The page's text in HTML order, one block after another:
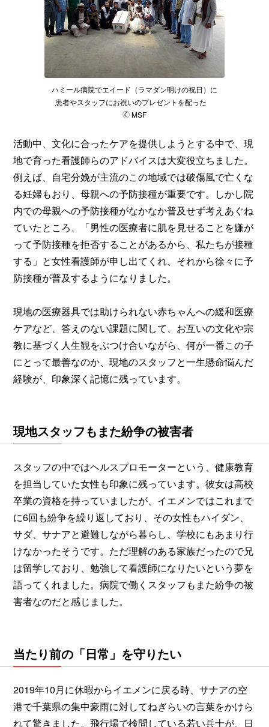
ハミール病院でエイード（ラマダン明けの祝日）に
患者やスタッフにお祝いのプレゼントを配った
🄫 MSF
活動中、文化に合ったケアを提供しようとする中で、現
地で育った看護師らのアドバイスは大変役立ちました。
例えば、自宅分娩が主流のこの地域では破傷風で亡くな
る妊婦もおり、母親への予防接種が重要です。しかし院
内での母親への予防接種がなかなか普及せず考えあぐね
ていたところ、「男性の医療者に肌を見せることを嫌が
って予防接種を拒否することがあるから、私たちが接種
する」と女性看護師が申し出てくれ、それから徐々に予
防接種が普及するようになりました。
現地の医療器具では助けられない赤ちゃんへの緩和医療
ケアなど、答えのない課題に関して、お互いの文化や宗
教に基づく人生観をぶつけ合いながら、何が一番この子
にとって最善なのか、現地のスタッフと一生懸命悩んだ
経験が、印象深く記憶に残っています。
現地スタッフもまた紛争の被害者
スタッフの中ではヘルスプロモーターという、健康教育
を担当していた女性も印象に残っています。彼女は高校
卒業の資格を持っていましたが、イエメンではこれまで
に6回も紛争を繰り返しており、その女性もハイダン、
サダ、サナアと避難しながら暮らし、学校にもあまり行
けなかったそうです。ただ理解のある家族だったので兄
は留学しており、勉強して看護師になりたいという夢を
語ってくれました。病院で働くスタッフもまた紛争の被
害者なのだと感じました。
当たり前の「日常」を守りたい
2019年10月に休暇からイエメンに戻る時、サナアの空
港で千葉県の集中豪雨に対してねぎらいの言葉をかけら
れて驚きました。飛行場で検問している若い兵士が、日